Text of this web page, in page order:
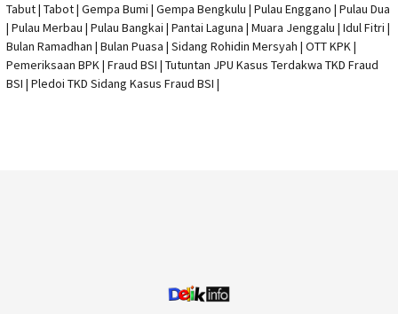
Tabut | Tabot | Gempa Bumi | Gempa Bengkulu | Pulau Enggano | Pulau Dua
| Pulau Merbau | Pulau Bangkai | Pantai Laguna | Muara Jenggalu | Idul Fitri |
Bulan Ramadhan | Bulan Puasa | Sidang Rohidin Mersyah | OTT KPK|
Pemeriksaan BPK | Fraud BSI | Tutuntan JPU Kasus Terdakwa TKD Fraud
BSI | Pledoi TKD Sidang Kasus Fraud BSI |